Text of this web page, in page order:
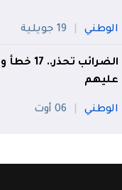
الوطني 19 جويلية
عليهم
الوطني 06 أوت